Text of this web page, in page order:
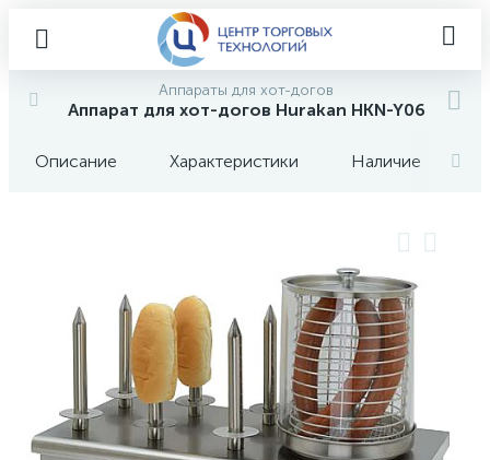
Аппараты для хот-догов
Аппарат для хот-догов Hurakan HKN-Y06
Описание Характеристики Наличие